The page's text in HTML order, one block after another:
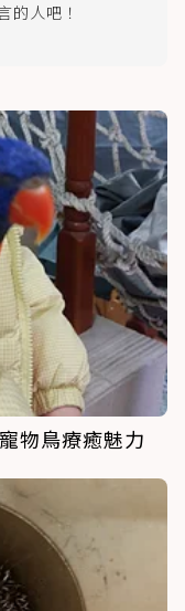
的人吧！
物鳥療癒魅力